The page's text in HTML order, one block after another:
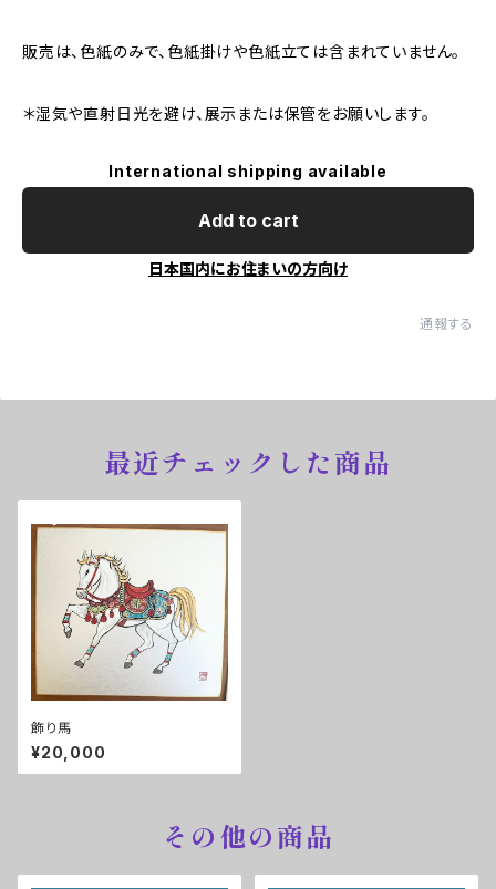
販売は、色紙のみで、色紙掛けや色紙立ては含まれていません。
＊湿気や直射日光を避け、展示または保管をお願いします。
International shipping available
Add to cart
日本国内にお住まいの方向け
通報する
最近チェックした商品
飾り馬
¥20,000
その他の商品